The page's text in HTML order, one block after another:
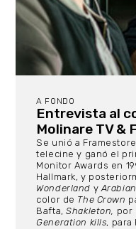
A FONDO
Entrevista al
Molinare TV &
Se unió a
telecine y ganó el
Monitor Awards en
Hallmark, y
Wonderland y
color de The Crown
Bafta,Shakleton, por
Generation kills, para